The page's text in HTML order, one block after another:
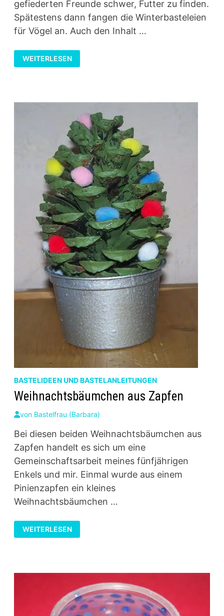
gefiederten Freunde schwer, Futter zu finden.
Spätestens dann fangen die Winterbasteleien
für Vögel an. Auch den Inhalt …
VOGELRESTAURANT
–
VOGELFUTTER
WEITERLESEN
BASTELIDEEN UND BASTELANLEITUNGEN
Weihnachtsbäumchen aus Zapfen
von Bastelfrau (Barbara)
Bei diesen beiden Weihnachtsbäumchen aus
Zapfen handelt es sich um eine
Gemeinschaftsarbeit meines fünfjährigen
Enkels und mir. Einmal wurde aus einem
Pinienzapfen ein kleines
Weihnachtsbäumchen …
WEIHNACHTSBÄUMCHEN
AUS
ZAPFEN
WEITERLESEN